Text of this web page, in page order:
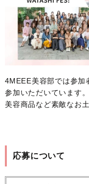
4MEEE美容部では参加
参加いただいています。
美容商品など素敵なお
応募について